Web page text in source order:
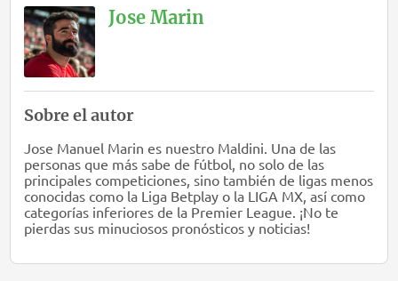
Jose Marin
Sobre el autor
Jose Manuel Marin es nuestro Maldini. Una de las
personas que más sabe de fútbol, no solo de las
principales competiciones, sino también de ligas menos
conocidas como la Liga Betplay o la LIGA MX, así como
categorías inferiores de la Premier League. ¡No te
pierdas sus minuciosos pronósticos y noticias!